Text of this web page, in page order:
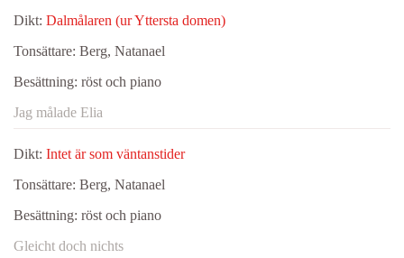
Dikt: Dalmålaren (ur Yttersta domen)
Tonsättare: Berg, Natanael
Besättning: röst och piano
Jag målade Elia
Dikt: Intet är som väntanstider
Tonsättare: Berg, Natanael
Besättning: röst och piano
Gleicht doch nichts